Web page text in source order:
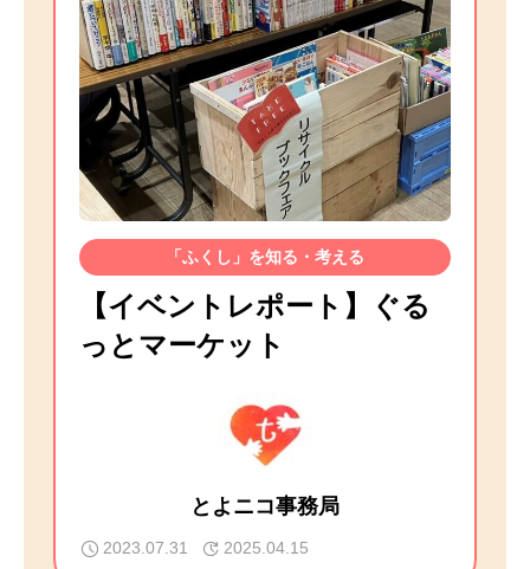
「ふくし」を知る・考える
【イベントレポート】ぐる
っとマーケット
とよニコ事務局
2023.07.31 2025.04.15